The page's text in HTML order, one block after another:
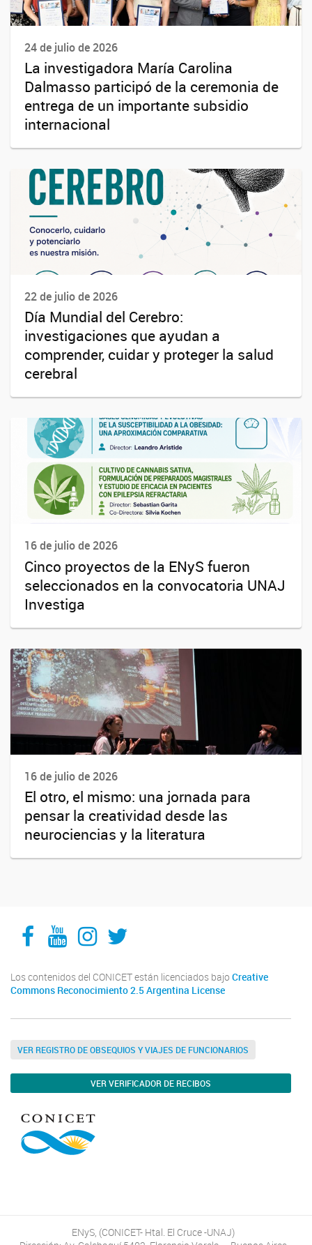
24 de julio de 2026
La investigadora María Carolina
Dalmasso participó de la ceremonia de
entrega de un importante subsidio
internacional
22 de julio de 2026
Día Mundial del Cerebro:
investigaciones que ayudan a
comprender, cuidar y proteger la salud
cerebral
16 de julio de 2026
Cinco proyectos de la ENyS fueron
seleccionados en la convocatoria UNAJ
Investiga
16 de julio de 2026
El otro, el mismo: una jornada para
pensar la creatividad desde las
neurociencias y la literatura
Facebook
YouTube
Instagram
Twitter
Los contenidos del CONICET están licenciados bajo Creative
Commons Reconocimiento 2.5 Argentina License
VER REGISTRO DE OBSEQUIOS Y VIAJES DE FUNCIONARIOS
VER VERIFICADOR DE RECIBOS
ENyS, (CONICET- Htal. El Cruce -UNAJ)